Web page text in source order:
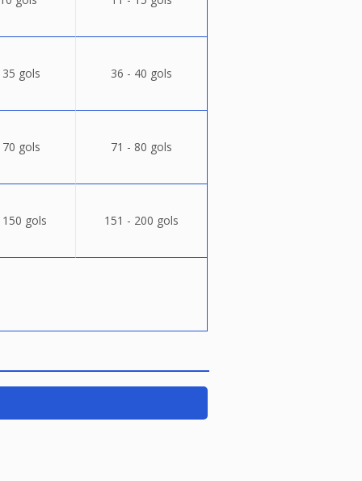
gols 36 - 40 gols
gols 71 - 80 gols
gols 151 - 200 gols